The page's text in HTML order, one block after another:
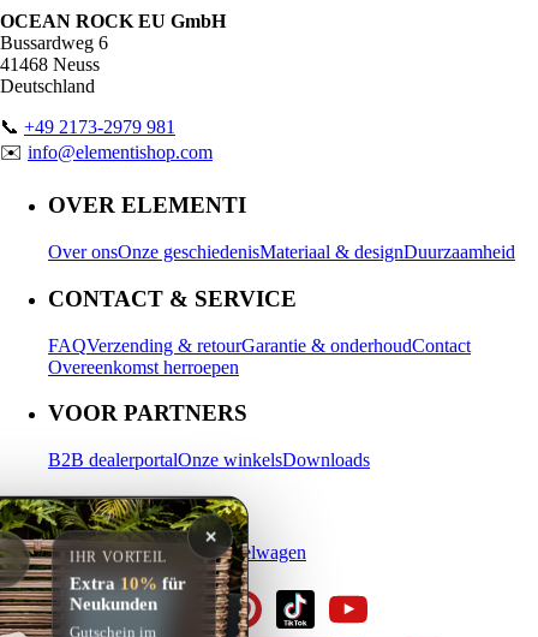
OCEAN ROCK EU GmbH
Bussardweg 6
41468 Neuss
Deutschland
📞 +49 2173-2979 981
✉️ info@elementishop.com
OVER ELEMENTI
Over onsOnze geschiedenisMateriaal & designDuurzaamheid
CONTACT & SERVICE
FAQVerzending & retourGarantie & onderhoudContact
Overeenkomst herroepen
VOOR PARTNERS
B2B dealerportalOnze winkelsDownloads
MIJN ACCOUNT
InloggenRegistrerenWinkelwagen
✕
IHR VORTEIL
Extra 10% für
Neukunden
Gutschein im